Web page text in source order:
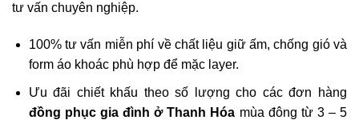
tư vấn chuyên nghiệp.
100% tư vấn miễn phí về chất liệu giữ ấm, chống gió và
form áo khoác phù hợp để mặc layer.
Ưu đãi chiết khấu theo số lượng cho các đơn hàng
đồng phục gia đình ở Thanh Hóa mùa đông từ 3 – 5